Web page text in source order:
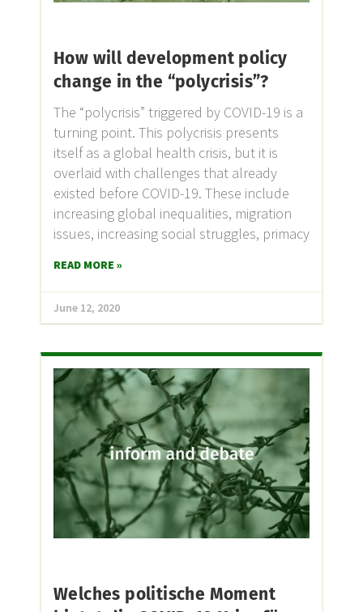
How will development policy
change in the “polycrisis”?
The “polycrisis” triggered by COVID-19 is a
turning point. This polycrisis presents
itself as a global health crisis, but it is
overlaid with challenges that already
existed before COVID-19. These include
increasing global inequalities, migration
issues, increasing social struggles, primacy
READ MORE »
June 12, 2020
Welches politische Moment